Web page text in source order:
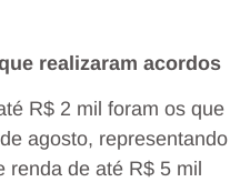
realizaram acordos
R$ 2 mil foram os que
agosto, representando
renda de até R$ 5 mil